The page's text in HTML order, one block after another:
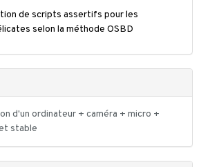
de scripts assertifs pour les
selon la méthode OSBD
d'un ordinateur + caméra + micro +
stable